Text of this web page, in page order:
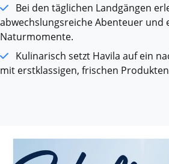
Bei den täglichen Landgängen
abwechslungsreiche Abenteuer und
Naturmomente.
Kulinarisch setzt Havila auf ein
mit erstklassigen, frischen